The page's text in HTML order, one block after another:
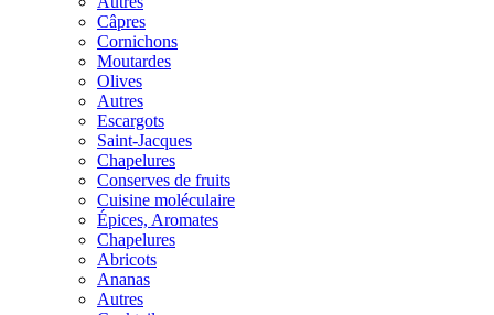
Câpres
Cornichons
Moutardes
Olives
Autres
Escargots
Saint-Jacques
Chapelures
Conserves de fruits
Cuisine moléculaire
Épices, Aromates
Chapelures
Abricots
Ananas
Autres